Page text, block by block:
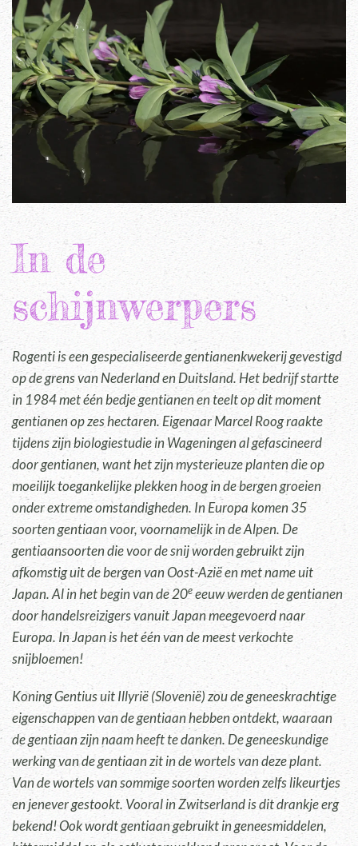
In de
schijnwerpers
Rogenti is een gespecialiseerde gentianenkwekerij gevestigd
op de grens van Nederland en Duitsland. Het bedrijf startte
in 1984 met één bedje gentianen en teelt op dit moment
gentianen op zes hectaren. Eigenaar Marcel Roog raakte
tijdens zijn biologiestudie in Wageningen al gefascineerd
door gentianen, want het zijn mysterieuze planten die op
moeilijk toegankelijke plekken hoog in de bergen groeien
onder extreme omstandigheden. In Europa komen 35
soorten gentiaan voor, voornamelijk in de Alpen. De
gentiaansoorten die voor de snij worden gebruikt zijn
afkomstig uit de bergen van Oost-Azië en met name uit
Japan. Al in het begin van de 20eeeuw werden de gentianen
door handelsreizigers vanuit Japan meegevoerd naar
Europa. In Japan is het één van de meest verkochte
snijbloemen!
Koning Gentius uit Illyrië (Slovenië) zou de geneeskrachtige
eigenschappen van de gentiaan hebben ontdekt, waaraan
de gentiaan zijn naam heeft te danken. De geneeskundige
werking van de gentiaan zit in de wortels van deze plant.
Van de wortels van sommige soorten worden zelfs likeurtjes
en jenever gestookt. Vooral in Zwitserland is dit drankje erg
bekend! Ook wordt gentiaan gebruikt in geneesmiddelen,